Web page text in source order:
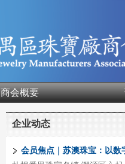
商会概要
企业动态
会员焦点｜苏澳珠宝：以